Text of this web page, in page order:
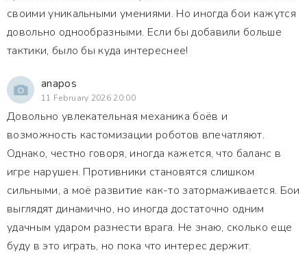
своими уникальными умениями. Но иногда бои кажутся
довольно однообразными. Если бы добавили больше
тактики, было бы куда интереснее!
anapos
11 February 2026 20:00
Довольно увлекательная механика боёв и
возможность кастомизации роботов впечатляют.
Однако, честно говоря, иногда кажется, что баланс в
игре нарушен. Противники становятся слишком
сильными, а моё развитие как-то затормаживается. Бои
выглядят динамично, но иногда достаточно одним
удачным ударом разнести врага. Не знаю, сколько еще
буду в это играть, но пока что интерес держит.